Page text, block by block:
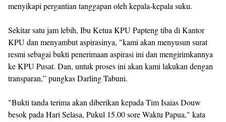
menyikapi pergantian tanggapan oleh kepala-kepala suku.
Sekitar satu jam lebih, Ibu Ketua KPU Papteng tiba di Kantor
KPU dan menyambut aspirasinya, "kami akan menyusun surat
resmi sebagai bukti penerimaan aspirasi ini dan mengirimkannya
ke KPU Pusat. Dan, untuk proses ini akan kami lakukan dengan
transparan,” pungkas Darling Tabuni.
"Bukti tanda terima akan diberikan kepada Tim Isaias Douw
besok pada Hari Selasa, Pukul 15.00 sore Waktu Papua," kata